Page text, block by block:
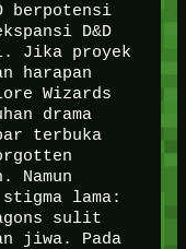
berpotensi
D&D
Jika proyek
harapan
Wizards
drama
terbuka
Namun
stigma lama:
sulit
jiwa. Pada